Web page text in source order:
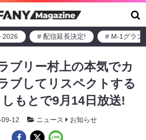
2026 # 配信延長決定! # M-1グラン
ブリー村上の本気でカ
ブしてリスペクトする
もとで9月14日放送!
12 ニュース お知らせ